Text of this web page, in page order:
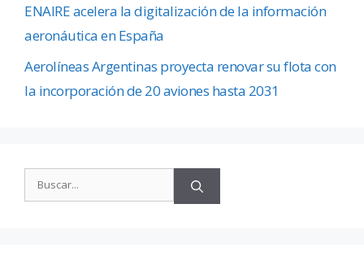
ENAIRE acelera la digitalización de la información
aeronáutica en España
Aerolíneas Argentinas proyecta renovar su flota con
la incorporación de 20 aviones hasta 2031